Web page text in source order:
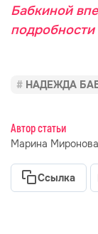
Бабкиной
подробности
НАДЕЖДА
Автор статьи
Марина Миронова
Ссылка